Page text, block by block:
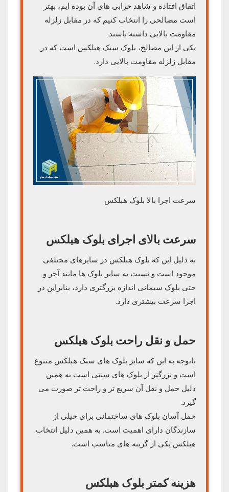
اتفاق افتاده و شاهد خرابی های آن بوده ایم، بهتر
است مصالحی را انتخاب کنیم که در مقابل زلزله
مقاومت بالایی داشته باشند.
یکی از این مصالح، بلوک سبک هبلکس است که در
مقابل زلزله مقاومت بالایی دارد.
سرعت اجرا بالا بلوک هبلکس
سرعت بالای اجرای بلوک هبلکس
به دلیل این که بلوک هبلکس در سایزهای مختلفی
موجود است و نسبت به سایر بلوک ها مانند آجر و
حتی بلوک سیمانی اندازه بزرگتری دارد، بنابراین در
اجرا سرعت بیشتری دارد.
حمل و نقل راحت بلوک هبلکس
باتوجه به این که سایز بلوک های سبک هبلکس متنوع
است و بزرگتر از بلوک های سنتی است به همین
دلیل حمل و نقل آن سریع تر و راحت تر صورت می
گیرد.
حمل آسان بلوک های ساختمانی برای خیلی از
سازندگان دارای اهمیت است. به همین دلیل انتخاب
هبلکس یکی از گزینه های مناسب است.
هزینه کمتر بلوک هبلکس